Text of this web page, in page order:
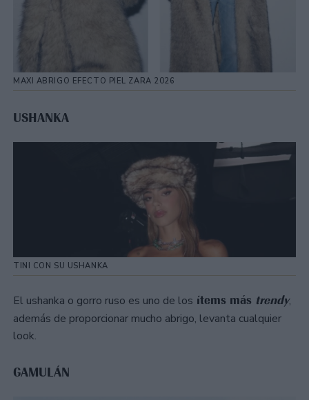
MAXI ABRIGO EFECTO PIEL ZARA 2026
USHANKA
TINI CON SU USHANKA
El ushanka o gorro ruso es uno de los ítems más trendy,
además de proporcionar mucho abrigo, levanta cualquier
look.
GAMULÁN